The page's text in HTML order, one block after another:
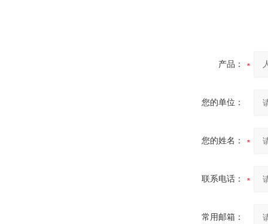
产品：
您的单位：
您的姓名：
联系电话：
常用邮箱：